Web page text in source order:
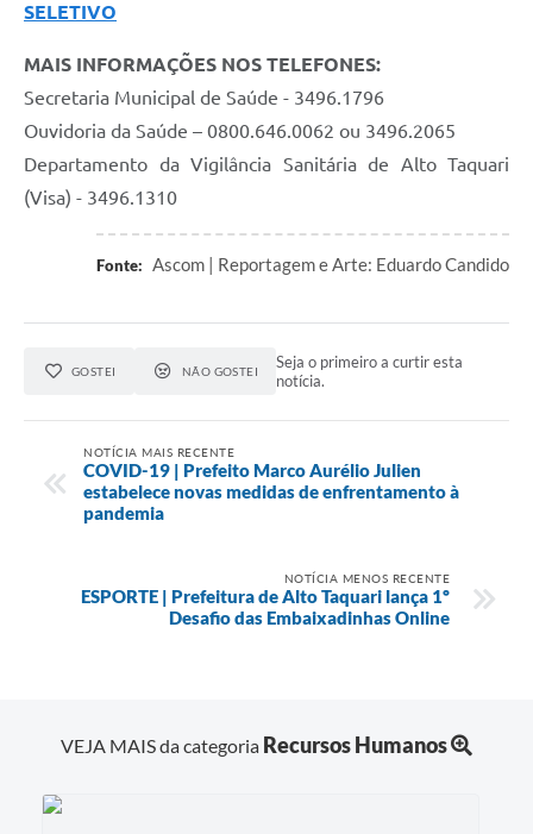
SELETIVO
MAIS INFORMAÇÕES NOS TELEFONES:
Secretaria Municipal de Saúde - 3496.1796
Ouvidoria da Saúde – 0800.646.0062 ou 3496.2065
Departamento da Vigilância Sanitária de Alto Taquari
(Visa) - 3496.1310
Fonte: Ascom | Reportagem e Arte: Eduardo Candido
GOSTEI NÃO GOSTEI
Seja o primeiro a curtir esta
notícia.
NOTÍCIA MAIS RECENTE
COVID-19 | Prefeito Marco Aurélio Julien
estabelece novas medidas de enfrentamento à
pandemia
NOTÍCIA MENOS RECENTE
ESPORTE | Prefeitura de Alto Taquari lança 1º
Desafio das Embaixadinhas Online
VEJA MAIS da categoria Recursos Humanos